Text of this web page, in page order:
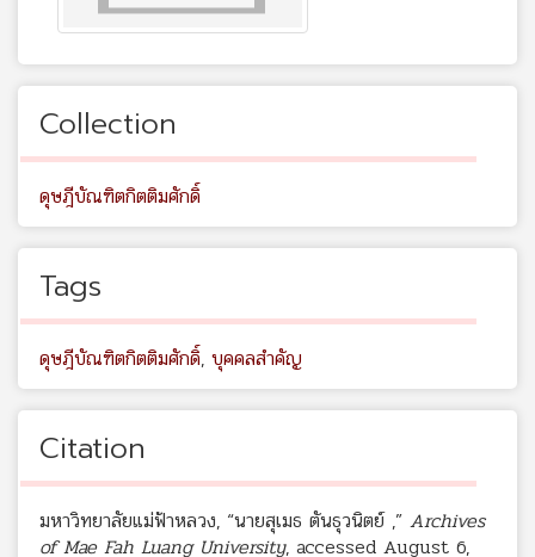
Collection
ดุษฎีบัณฑิตกิตติมศักดิ์
Tags
ดุษฎีบัณฑิตกิตติมศักดิ์, บุคคลสำคัญ
Citation
มหาวิทยาลัยแม่ฟ้าหลวง, “นายสุเมธ ตันธุวนิตย์ ,” Archives
of Mae Fah Luang University, accessed August 6,